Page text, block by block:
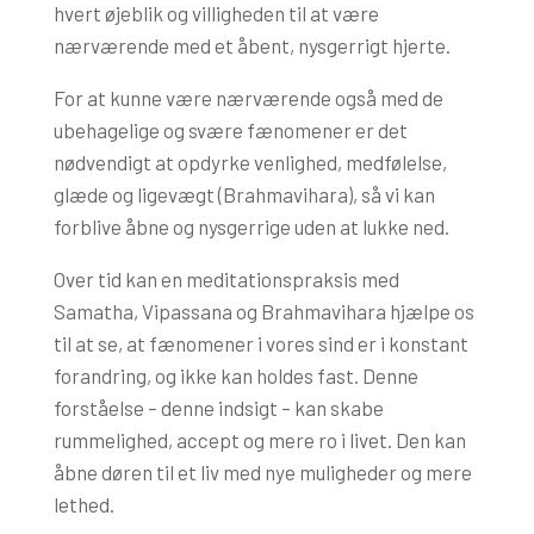
hvert øjeblik og villigheden til at være
nærværende med et åbent, nysgerrigt hjerte.
For at kunne være nærværende også med de
ubehagelige og svære fænomener er det
nødvendigt at opdyrke venlighed, medfølelse,
glæde og ligevægt (Brahmavihara), så vi kan
forblive åbne og nysgerrige uden at lukke ned.
Over tid kan en meditationspraksis med
Samatha, Vipassana og Brahmavihara hjælpe os
til at se, at fænomener i vores sind er i konstant
forandring, og ikke kan holdes fast. Denne
forståelse – denne indsigt – kan skabe
rummelighed, accept og mere ro i livet. Den kan
åbne døren til et liv med nye muligheder og mere
lethed.